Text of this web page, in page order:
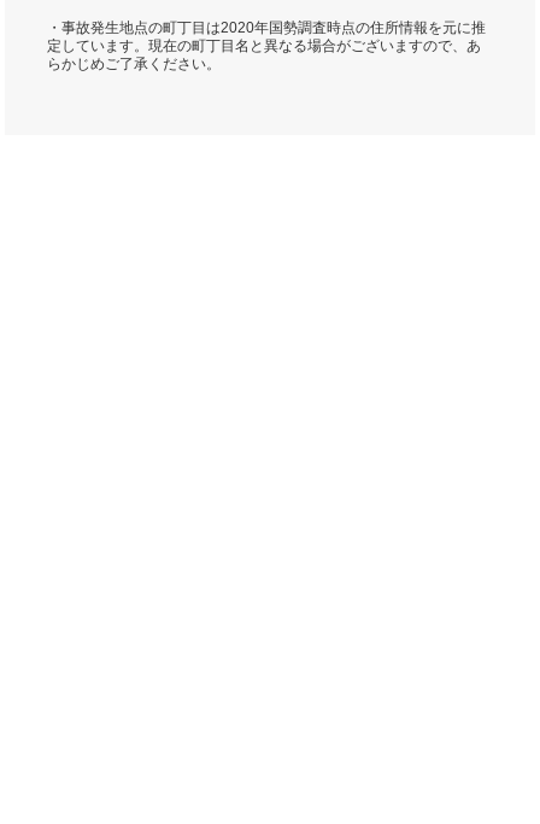
・事故発生地点の町丁目は2020年国勢調査時点の住所情報を元に推
定しています。現在の町丁目名と異なる場合がございますので、あ
らかじめご了承ください。